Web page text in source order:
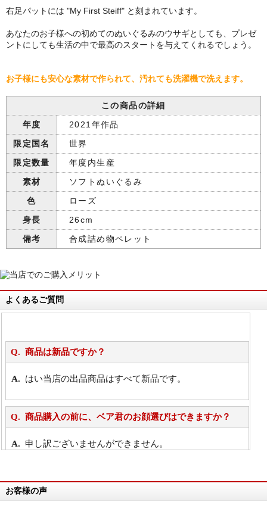
右足パットには "My First Steiff" と刻まれています。
あなたのお子様への初めてのぬいぐるみのウサギとしても、プレゼ
ントにしても生活の中で最高のスタートを与えてくれるでしょう。
お子様にも安心な素材で作られて、汚れても洗濯機で洗えます。
この商品の詳細
年度
2021年作品
限定国名
世界
限定数量
年度内生産
素材
ソフトぬいぐるみ
色
ローズ
身長
26cm
備考
合成詰め物ペレット
よくあるご質問
商品は新品ですか？
はい当店の出品商品はすべて新品です。
商品購入の前に、ベア君のお顔選びはできますか？
申し訳ございませんができません。
万が一欲しい商品が見つからない場合は、探して取り
お客様の声